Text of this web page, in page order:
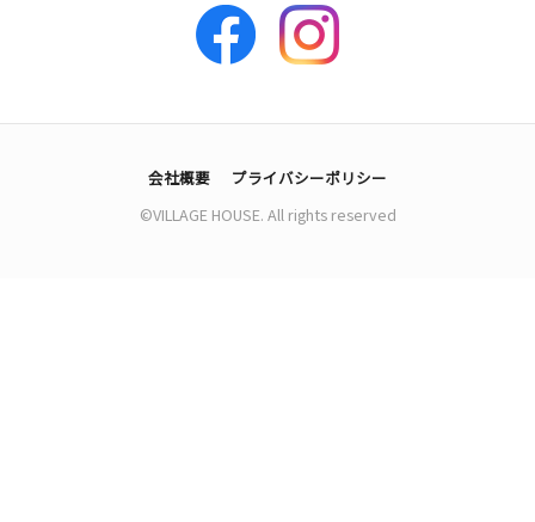
会社概要
プライバシーポリシー
©VILLAGE HOUSE. All rights reserved